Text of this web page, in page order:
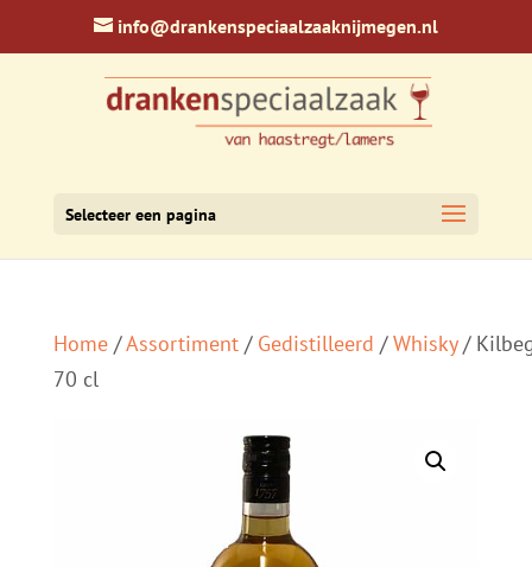
info@drankenspeciaalzaaknijmegen.nl
Selecteer een pagina
Home/Assortiment/ Gedistilleerd /Whisky/
70 cl